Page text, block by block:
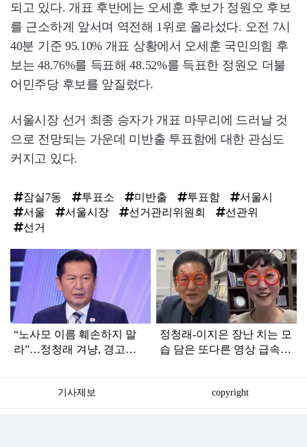
되고 있다. 개표 후반에는 오세훈 후보가 정원오 후보
를 근소하게 앞서며 역전해 1위로 올라섰다. 오전 7시
40분 기준 95.10% 개표 상황에서 오세훈 국민의힘 후
보는 48.76%를 득표해 48.52%를 득표한 정원오 더불
어민주당 후보를 앞질렀다.
서울시장 선거 최종 승자가 개표 마무리에 드러날 것
으로 전망되는 가운데 미반출 투표함에 대한 관심도
커지고 있다.
잠실7동 투표소 미반출 투표함
서울시
서울
서울시장 선거관리위원회
선관위
선거
탑
라
인
“노사모 이름 훼손하지 말
라”…정청래 겨냥, 경고장
정청래-이지은 장난 치는 모
습 담은 또다른 영상 급속
기사제보 copyright